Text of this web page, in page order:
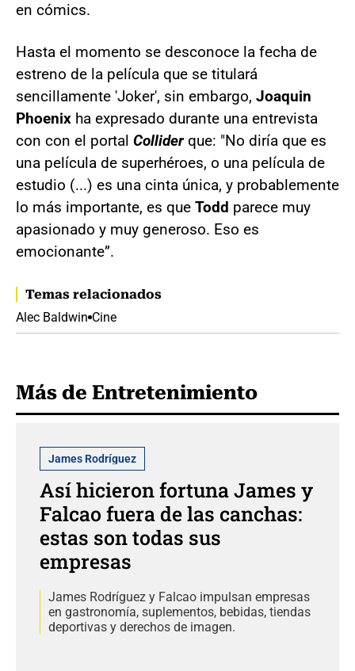
en cómics.
Hasta el momento se desconoce la fecha de
estreno de la película que se titulará
sencillamente 'Joker', sin embargo, Joaquin
Phoenix ha expresado durante una entrevista
con con el portal Colliderque: "No diría que es
una película de superhéroes, o una película de
estudio (...) es una cinta única, y probablemente
lo más importante, es que Todd parece muy
apasionado y muy generoso. Eso es
emocionante”.
Temas relacionados
Alec Baldwin Cine
Más de Entretenimiento
James Rodríguez
Así hicieron fortuna James y
Falcao fuera de las canchas:
estas son todas sus
empresas
James Rodríguez y Falcao impulsan empresas
en gastronomía, suplementos, bebidas, tiendas
deportivas y derechos de imagen.